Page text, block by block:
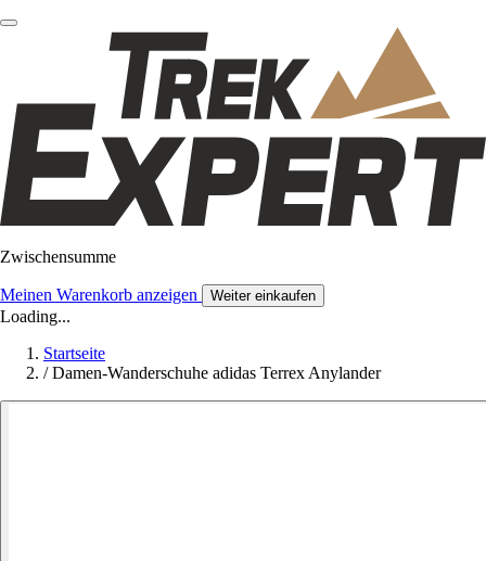
Zwischensumme
Meinen Warenkorb anzeigen Weiter einkaufen
Loading...
Startseite
/ Damen-Wanderschuhe adidas Terrex Anylander